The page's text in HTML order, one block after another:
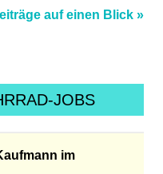
auf einen Blick »
JOBS
im